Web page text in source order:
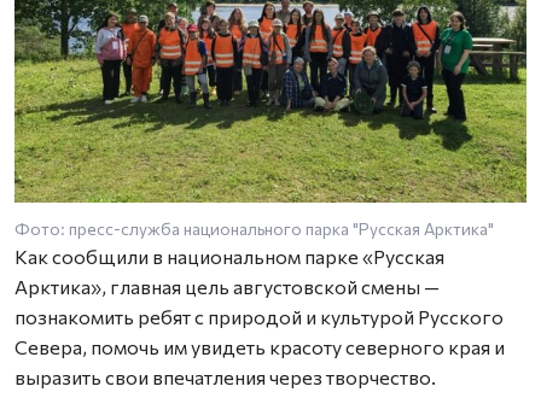
Фото: пресс-служба национального парка "Русская Арктика"
Как сообщили в национальном парке «Русская
Арктика», главная цель августовской смены —
познакомить ребят с природой и культурой Русского
Севера, помочь им увидеть красоту северного края и
выразить свои впечатления через творчество.